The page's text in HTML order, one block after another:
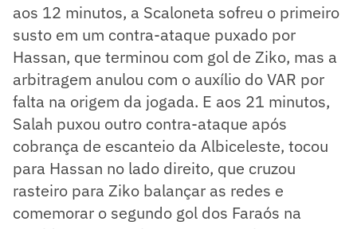
aos 12 minutos, a Scaloneta sofreu o primeiro
susto em um contra-ataque puxado por
Hassan, que terminou com gol de Ziko, mas a
arbitragem anulou com o auxílio do VAR por
falta na origem da jogada. E aos 21 minutos,
Salah puxou outro contra-ataque após
cobrança de escanteio da Albiceleste, tocou
para Hassan no lado direito, que cruzou
rasteiro para Ziko balançar as redes e
comemorar o segundo gol dos Faraós na